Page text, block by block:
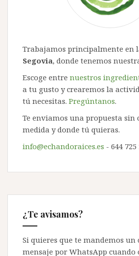
Trabajamos principalmente en
Segovia, donde tenemos
Escoge entre nuestros
a tu gusto y crearemos la
tú necesitas. Pregúntanos.
Te enviamos una propuesta sin
medida y donde tú quieras.
info@echandoraices.es - 644 725
¿Te avisamos?
Si quieres que te mandemos un
mensaje por WhatsApp cuando